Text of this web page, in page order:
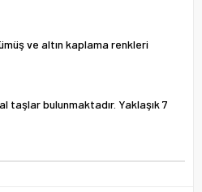
ve altın kaplama renkleri
taşlar bulunmaktadır. Yaklaşık 7